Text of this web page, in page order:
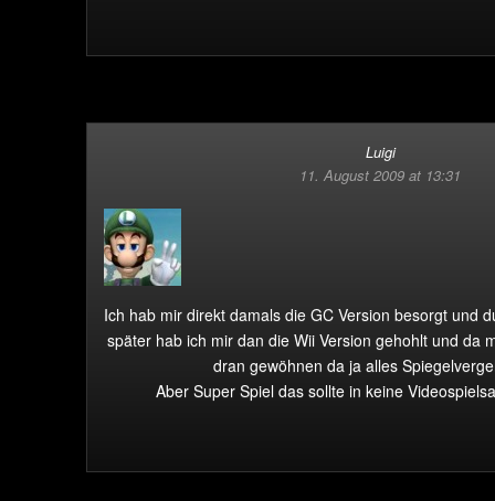
Luigi
11. August 2009 at 13:31
Ich hab mir direkt damals die GC Version besorgt und
später hab ich mir dan die Wii Version gehohlt und da
dran gewöhnen da ja alles
Aber Super Spiel das sollte in keine